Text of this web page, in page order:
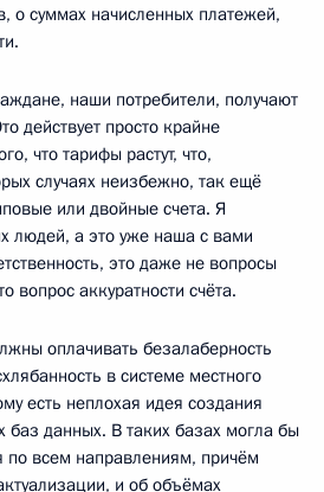
о суммах начисленных платежей,
наши потребители, получают
действует просто крайне
что тарифы растут, что,
случаях неизбежно, так ещё
или двойные счета. Я
людей, а это уже наша с вами
это даже не вопросы
вопрос аккуратности счёта.
оплачивать безалаберность
в системе местного
есть неплохая идея создания
баз данных. В таких базах могла бы
по всем направлениям, причём
и об объёмах